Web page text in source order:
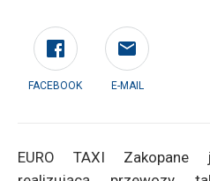
FACEBOOK E-MAIL
EURO TAXI